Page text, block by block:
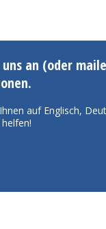
uns an (oder
auf Englisch,